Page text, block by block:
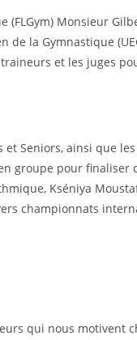
(FLGym) Monsieur
de la Gymnastique
et les juges
et Seniors, ainsi que
groupe pour finaliser
Kséniya
championnats
qui nous motivent